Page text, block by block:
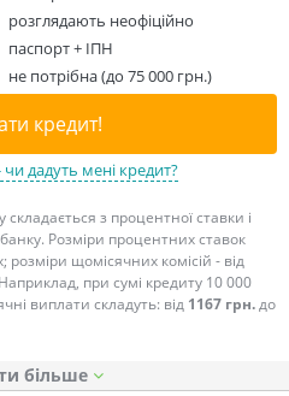
розглядають неофіційно
паспорт + ІПН
не потрібна (до 75 000 грн.)
кредит!
дадуть мені кредит?
з процентної ставки і
Розміри процентних ставок
розміри щомісячних комісій - від
при сумі кредиту 10 000
виплати складуть: від 1167 грн.до